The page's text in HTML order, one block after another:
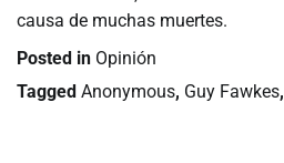
causa de muchas muertes.
Posted in Opinión
Tagged Anonymous, Guy Fawkes,